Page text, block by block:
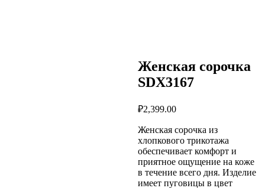
Женская сорочка
SDX3167
₽2,399.00
Женская сорочка из
хлопкового трикотажа
обеспечивает комфорт и
приятное ощущение на коже
в течение всего дня. Изделие
имеет пуговицы в цвет